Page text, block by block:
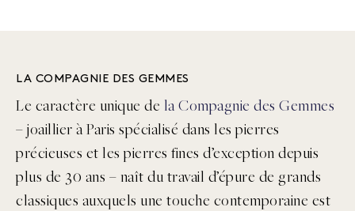
LA COMPAGNIE DES GEMMES
Le caractère unique de la Compagnie des Gemmes
– joaillier à Paris spécialisé dans les pierres
précieuses et les pierres fines d’exception depuis
plus de 30 ans – naît du travail d’épure de grands
classiques auxquels une touche contemporaine est